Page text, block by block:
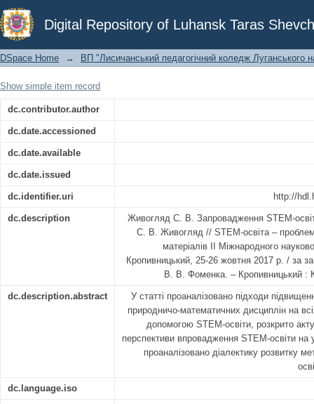
Digital Repository of Luhansk Taras
Запровадження STEM-освіти на
DSpace Home → ВП "Лисичанський педагогічний коледж Луганського
Show simple item record
dc.contributor.author
dc.date.accessioned
dc.date.available
dc.date.issued
dc.identifier.uri http://
dc.description
Живогляд С. В. Запровадження STEM-
С. В. Живогляд // STEM-освіта –
матеріалів ІІ Міжнародного
Кропивницький, 25-26 жовтня 2017 р. / за
В. В. Фоменка. – Кропивницький
dc.description.abstract
У статті проаналізовано підходи
природничо-математичних дисциплін на
допомогою STEM-освіти, розкрито
перспективи впровадження STEM-освіти
проаналізовано діалектику розвитку
dc.language.iso